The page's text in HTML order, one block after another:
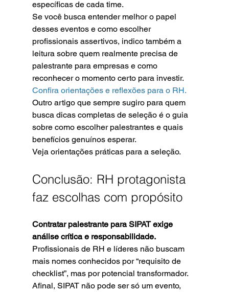
específicas de cada time.
Se você busca entender melhor o papel
desses eventos e como escolher
profissionais assertivos, indico também a
leitura sobre quem realmente precisa de
palestrante para empresas e como
reconhecer o momento certo para investir.
Confira orientações e reflexões para o RH.
Outro artigo que sempre sugiro para quem
busca dicas completas de seleção é o guia
sobre como escolher palestrantes e quais
benefícios genuínos esperar.
Veja orientações práticas para a seleção.
Conclusão: RH protagonista
faz escolhas com propósito
Contratar palestrante para SIPAT exige
análise crítica e responsabilidade.
Profissionais de RH e líderes não buscam
mais nomes conhecidos por “requisito de
checklist”, mas por potencial transformador.
Afinal, SIPAT não pode ser só um evento,